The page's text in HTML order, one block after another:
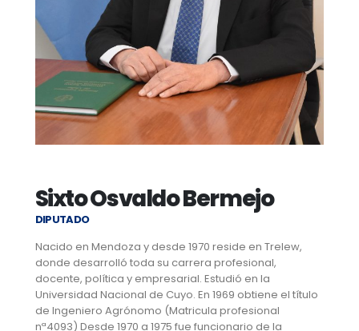
Sixto Osvaldo Bermejo
DIPUTADO
Nacido en Mendoza y desde 1970 reside en Trelew,
donde desarrolló toda su carrera profesional,
docente, política y empresarial. Estudió en la
Universidad Nacional de Cuyo. En 1969 obtiene el título
de Ingeniero Agrónomo (Matricula profesional
nª4093) Desde 1970 a 1975 fue funcionario de la